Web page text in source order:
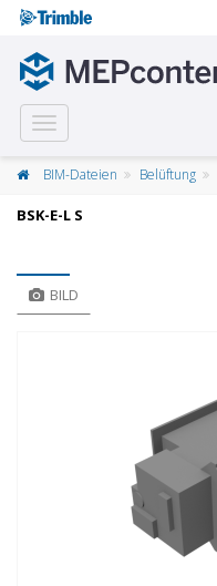
Toggle
navigation
BIM-Dateien Belüftung
BSK-E-L S
BILD